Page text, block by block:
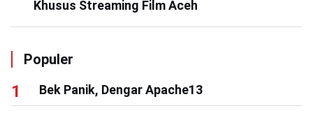
Khusus Streaming Film Aceh
Populer
Bek Panik, Dengar Apache13